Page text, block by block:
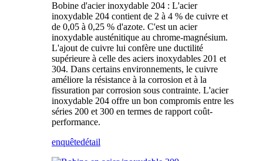
Bobine d'acier inoxydable 204 : L'acier
inoxydable 204 contient de 2 à 4 % de cuivre et
de 0,05 à 0,25 % d'azote. C'est un acier
inoxydable austénitique au chrome-magnésium.
L'ajout de cuivre lui confère une ductilité
supérieure à celle des aciers inoxydables 201 et
304. Dans certains environnements, le cuivre
améliore la résistance à la corrosion et à la
fissuration par corrosion sous contrainte. L'acier
inoxydable 204 offre un bon compromis entre les
séries 200 et 300 en termes de rapport coût-
performance.
enquêtedétail